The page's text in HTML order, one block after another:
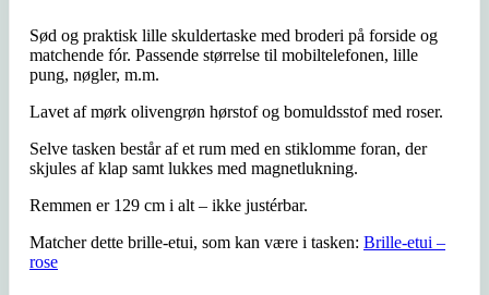
Sød og praktisk lille skuldertaske med broderi på forside og
matchende fór. Passende størrelse til mobiltelefonen, lille
pung, nøgler, m.m.
Lavet af mørk olivengrøn hørstof og bomuldsstof med roser.
Selve tasken består af et rum med en stiklomme foran, der
skjules af klap samt lukkes med magnetlukning.
Remmen er 129 cm i alt – ikke justérbar.
Matcher dette brille-etui, som kan være i tasken: Brille-etui –
rose